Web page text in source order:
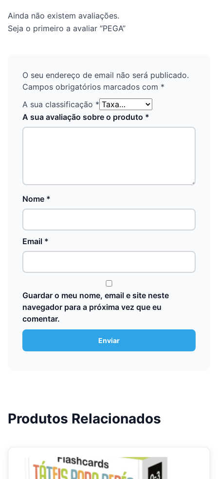
Ainda não existem avaliações.
Seja o primeiro a avaliar “PEGA”
O seu endereço de email não será publicado.
Campos obrigatórios marcados com *
A sua classificação *
A sua avaliação sobre o produto *
Nome *
Email *
Guardar o meu nome, email e site neste
navegador para a próxima vez que eu
comentar.
Produtos Relacionados